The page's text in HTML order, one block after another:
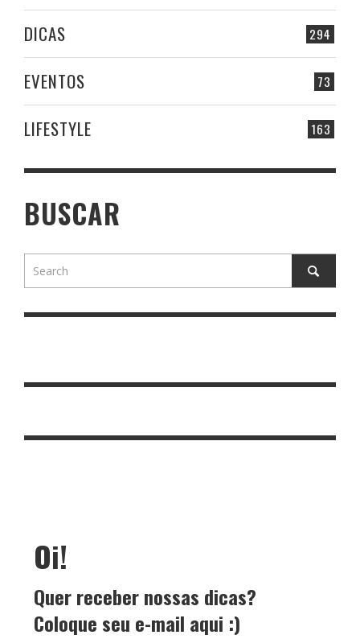
294
DICAS
73
EVENTOS
163
LIFESTYLE
BUSCAR
Oi!
Quer receber nossas dicas?
Coloque seu e-mail aqui :)